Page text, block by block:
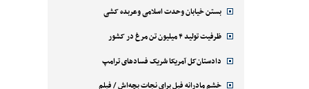
بستن خیابان وحدت اسلامی وعربده کشی
ظرفیت تولید ۴ میلیون تن مرغ در کشور
دادستان‌کل آمریکا شریک فسادهای ترامپ
خشم مادرانه فیل برای نجات بچه‌اش / فیلم